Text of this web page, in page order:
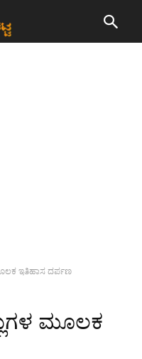
ಇತಿಹಾಸ ದರ್ಪಣ
ಮೂಲಕ